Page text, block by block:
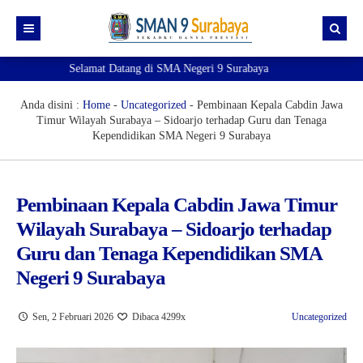
Akademik
e-Observasi Pembelajaran
Pendaftaran TKA
e-Jurnal
e-Rapor
e-rapor Sisipan
e-Learning
e-KSP
e-Kesiswaan
Sipena9 (Admin 1)
Sipena9 (Admin 2)
Profil
Kenali Sekolahku!
Visi Misi
Guru dan Tenaga Kependidikan
OSIS & MPK
Ekstrakurikuler
Pramuka
Paskibra
PMR
Futsal
Basket Putri
Pengumuman
Prestasi
Pengumuman Kelulusan
SIM
Eligible Map
Ruang gtk
Si-Master
Informasi
Verval Data Ijazah
Mapel Pendukung SNBP 2025
Sobat 9
Selamat Datang di SMA Negeri 9 Surabaya
Anda disini : Home - Uncategorized - Pembinaan Kepala Cabdin Jawa
Timur Wilayah Surabaya – Sidoarjo terhadap Guru dan Tenaga
Kependidikan SMA Negeri 9 Surabaya
Pembinaan Kepala Cabdin Jawa Timur
Wilayah Surabaya – Sidoarjo terhadap
Guru dan Tenaga Kependidikan SMA
Negeri 9 Surabaya
Sen, 2 Februari 2026 Dibaca 4299x Uncategorized